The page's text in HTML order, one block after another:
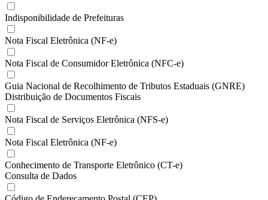
Indisponibilidade de Prefeituras
Nota Fiscal Eletrônica (NF-e)
Nota Fiscal de Consumidor Eletrônica (NFC-e)
Guia Nacional de Recolhimento de Tributos Estaduais (GNRE)
Distribuição de Documentos Fiscais
Nota Fiscal de Serviços Eletrônica (NFS-e)
Nota Fiscal Eletrônica (NF-e)
Conhecimento de Transporte Eletrônico (CT-e)
Consulta de Dados